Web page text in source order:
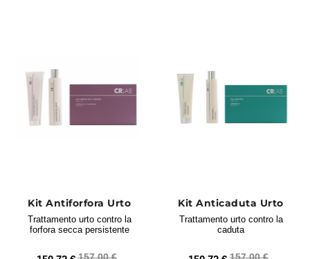
tricologici per capelli e cuoio
capelluto
Kit Antiforfora Urto
Trattamento urto contro la
forfora secca persistente
Kit Anticaduta Urto
Trattamento urto contro la
caduta